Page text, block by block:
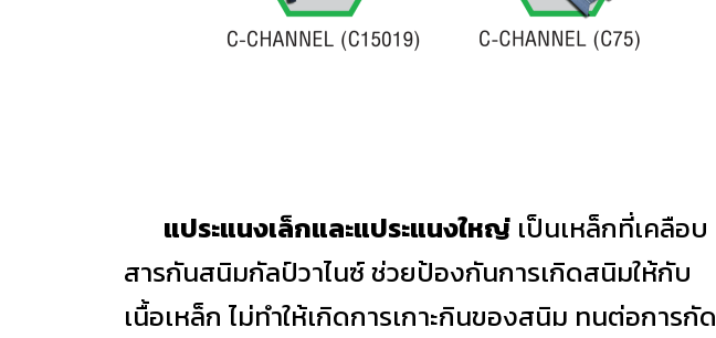
แประแนงเล็กและแประแนงใหญ่ เป็นเหล็กที่เคลือบ
สารกันสนิมกัลป์วาไนซ์ ช่วยป้องกันการเกิดสนิมให้กับ
เนื้อเหล็ก ไม่ทำให้เกิดการเกาะกินของสนิม ทนต่อการกัด